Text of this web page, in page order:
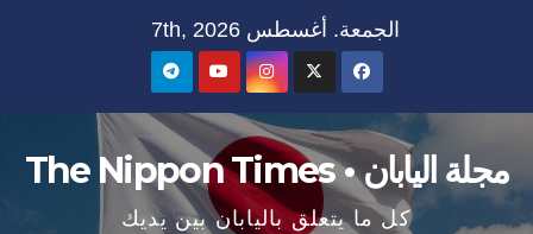
الجمعة. أغسطس 7th, 2026
مجلة اليابان • The Nippon Times
كل ما يتعلق باليابان بين يديك